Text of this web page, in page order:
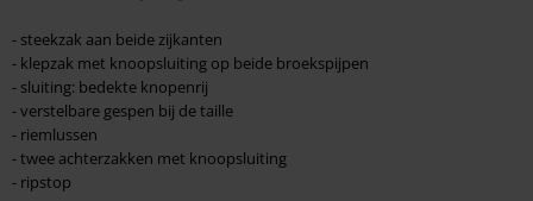
- steekzak aan beide zijkanten
- klepzak met knoopsluiting op beide broekspijpen
- sluiting: bedekte knopenrij
- verstelbare gespen bij de taille
- riemlussen
- twee achterzakken met knoopsluiting
- ripstop